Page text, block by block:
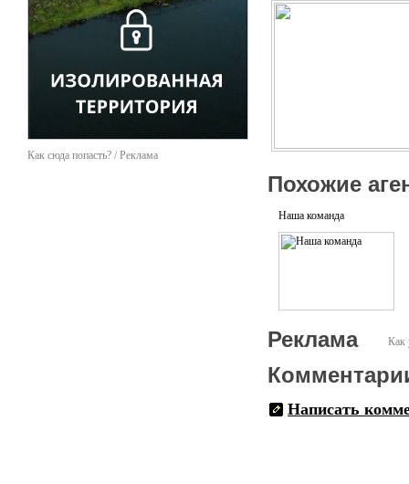
Как сюда попасть? / Реклама
Похожие
Наша команда
Как
Реклама
Написать